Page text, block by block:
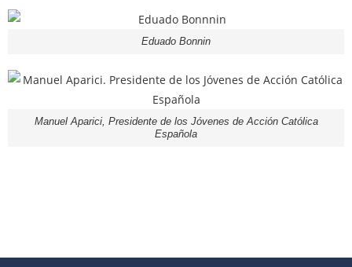
Eduado Bonnin
Manuel Aparici, Presidente de los Jóvenes de Acción Católica
Española